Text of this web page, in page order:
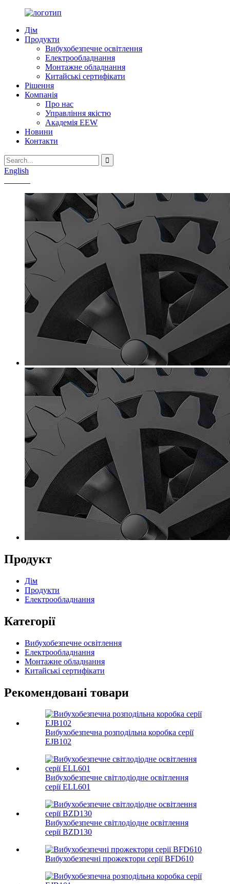
Дім
Продукти
Вибухобезпечне освітлення
Електрообладнання
Монтажне обладнання
Китайські сертифікати
Рішення
Компанія
Про нас
Управління якістю
Академія EEW
Новини
Контакти
English
Продукт
Дім
Продукти
Електрообладнання
Категорії
Вибухобезпечне освітлення
Електрообладнання
Монтажне обладнання
Китайські сертифікати
Рекомендовані товари
Вибухобезпечна розподільна коробка серії
EJB102
Вибухобезпечне світлодіодне освітлення
серії ELL601
Вибухобезпечне світлодіодне освітлення
серії BZD130
Вибухобезпечні прожектори серії BFD610